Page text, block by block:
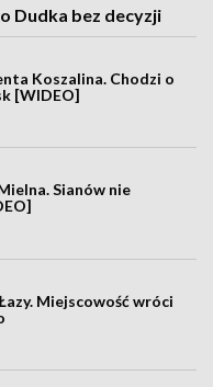
Dudka bez decyzji
Koszalina. Chodzi o
[WIDEO]
Sianów nie
Miejscowość wróci